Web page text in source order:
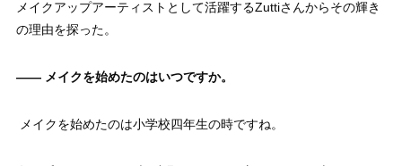
メイクアップアーティストとして活躍するZuttiさんからその輝き
の理由を探った。
—— メイクを始めたのはいつですか。
メイクを始めたのは小学校四年生の時ですね。